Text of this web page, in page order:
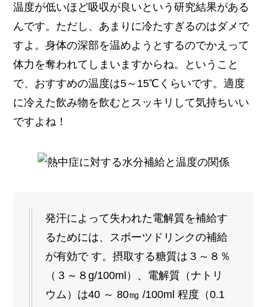
温度が低いほど吸収が良いという研究結果がある
んです。ただし、あまりに冷たすぎるのはダメで
すよ。身体の深部を温めようとするのでかえって
体力を奪われてしまいますからね。ということ
で、おすすめの温度は5～15℃くらいです。適度
に冷えた飲み物を飲むとスッキリして気持ちいい
ですよね！
発汗によって失われた電解質を補給す
るためには、スポーツドリンクの補給
が有効で す。摂取する糖質は３～８％
（３～８g/100ml）、電解質（ナトリ
ウム）は40 ～ 80㎎ /100ml 程度（0.1